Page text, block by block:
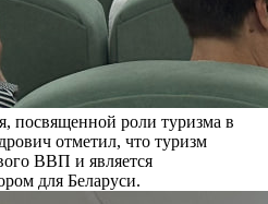
посвященной роли туризма в
отметил, что туризм
ВВП и является
для Беларуси.